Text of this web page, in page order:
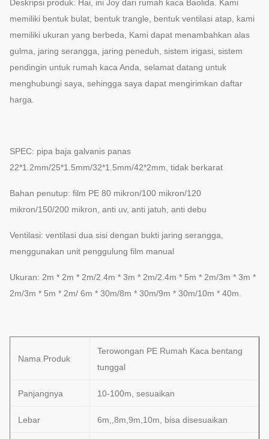
Deskripsi produk: Hai, ini Joy dari rumah kaca Baolida. Kami
memiliki bentuk bulat, bentuk trangle, bentuk ventilasi atap, kami
memiliki ukuran yang berbeda, Kami dapat menambahkan alas
gulma, jaring serangga, jaring peneduh, sistem irigasi, sistem
pendingin untuk rumah kaca Anda, selamat datang untuk
menghubungi saya, sehingga saya dapat mengirimkan daftar
harga.
SPEC: pipa baja galvanis panas
22*1.2mm/25*1.5mm/32*1.5mm/42*2mm, tidak berkarat
Bahan penutup: film PE 80 mikron/100 mikron/120
mikron/150/200 mikron, anti uv, anti jatuh, anti debu
Ventilasi: ventilasi dua sisi dengan bukti jaring serangga,
menggunakan unit penggulung film manual
Ukuran: 2m * 2m * 2m/2.4m * 3m * 2m/2.4m * 5m * 2m/3m * 3m *
2m/3m * 5m * 2m/ 6m * 30m/8m * 30m/9m * 30m/10m * 40m.
Nama Produk
Terowongan PE Rumah Kaca bentang
tunggal
Panjangnya 10-100m, sesuaikan
Lebar 6m,,8m,9m,10m, bisa disesuaikan